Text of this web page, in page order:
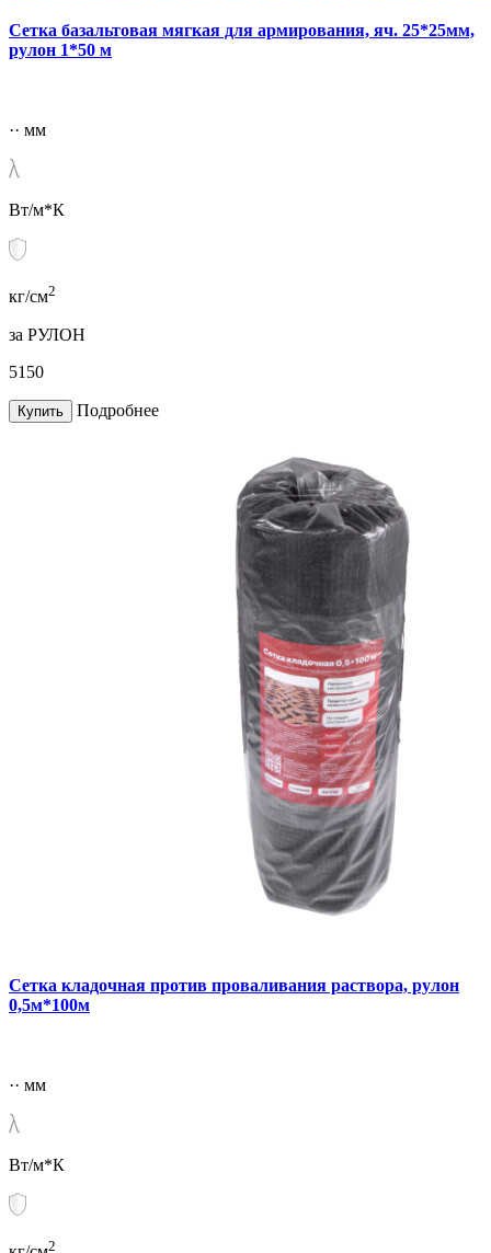
Сетка базальтовая мягкая для армирования, яч. 25*25мм,
рулон 1*50 м
·· мм
Вт/м*К
кг/см2
за РУЛОН
5150
Купить Подробнее
Сетка кладочная против проваливания раствора, рулон
0,5м*100м
·· мм
Вт/м*К
2